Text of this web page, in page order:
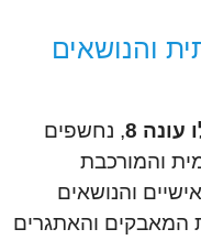
והנושאים
8
, נחשפים
והמורכבת
והנושאים
המאבקים והאתגרים